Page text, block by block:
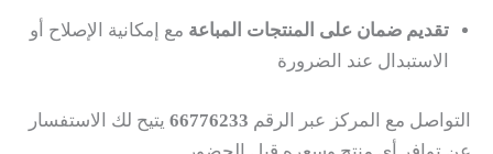
تقديم ضمان على المنتجات المباعة مع إمكانية الإصلاح أو
الاستبدال عند الضرورة
التواصل مع المركز عبر الرقم 66776233 يتيح لك الاستفسار